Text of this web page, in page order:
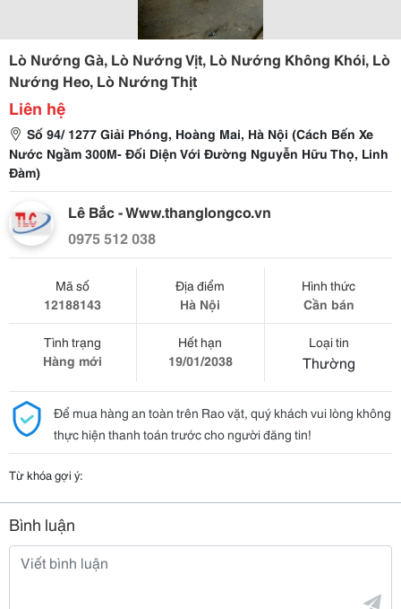
Lò Nướng Gà, Lò Nướng Vịt, Lò Nướng Không Khói, Lò
Nướng Heo, Lò Nướng Thịt
Liên hệ
Số 94/ 1277 Giải Phóng, Hoàng Mai, Hà Nội (Cách Bến Xe
Nước Ngầm 300M- Đối Diện Với Đường Nguyễn Hữu Thọ, Linh
Đàm)
Lê Bắc - Www.thanglongco.vn
0975 512 038
Mã số
12188143
Địa điểm
Hà Nội
Hình thức
Cần bán
Tình trạng
Hàng mới
Hết hạn
19/01/2038
Loại tin
Thường
Để mua hàng an toàn trên Rao vặt, quý khách vui lòng không
thực hiện thanh toán trước cho người đăng tin!
Từ khóa gợi ý:
Bình luận